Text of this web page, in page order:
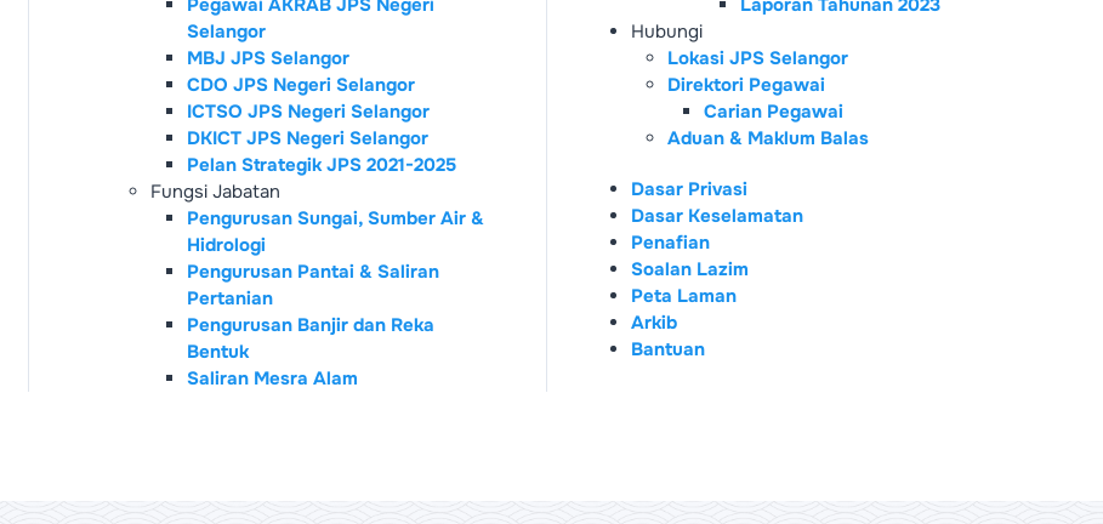
Selangor
MBJ JPS Selangor
CDO JPS Negeri Selangor
ICTSO JPS Negeri Selangor
DKICT JPS Negeri Selangor
Pelan Strategik JPS 2021-2025
Fungsi Jabatan
Pengurusan Sungai, Sumber Air &
Hidrologi
Pengurusan Pantai & Saliran
Pertanian
Pengurusan Banjir dan Reka
Bentuk
Saliran Mesra Alam
Hubungi
Lokasi JPS Selangor
Direktori Pegawai
Carian Pegawai
Aduan & Maklum Balas
Dasar Privasi
Dasar Keselamatan
Penafian
Soalan Lazim
Peta Laman
Arkib
Bantuan